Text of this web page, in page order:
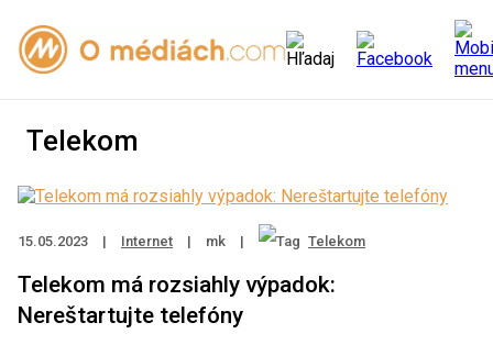
Telekom
15.05.2023 | Internet | mk | Telekom
Telekom má rozsiahly výpadok:
Nereštartujte telefóny